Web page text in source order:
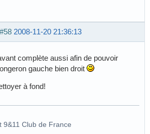
#58 2008-11-20 21:36:13
complète aussi afin de pouvoir
gauche bien droit
à fond!
9&11 Club de France